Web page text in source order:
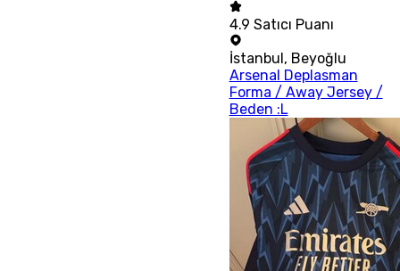
4.9 Satıcı Puanı
İstanbul, Beyoğlu
Arsenal Deplasman
Forma / Away Jersey /
Beden :L